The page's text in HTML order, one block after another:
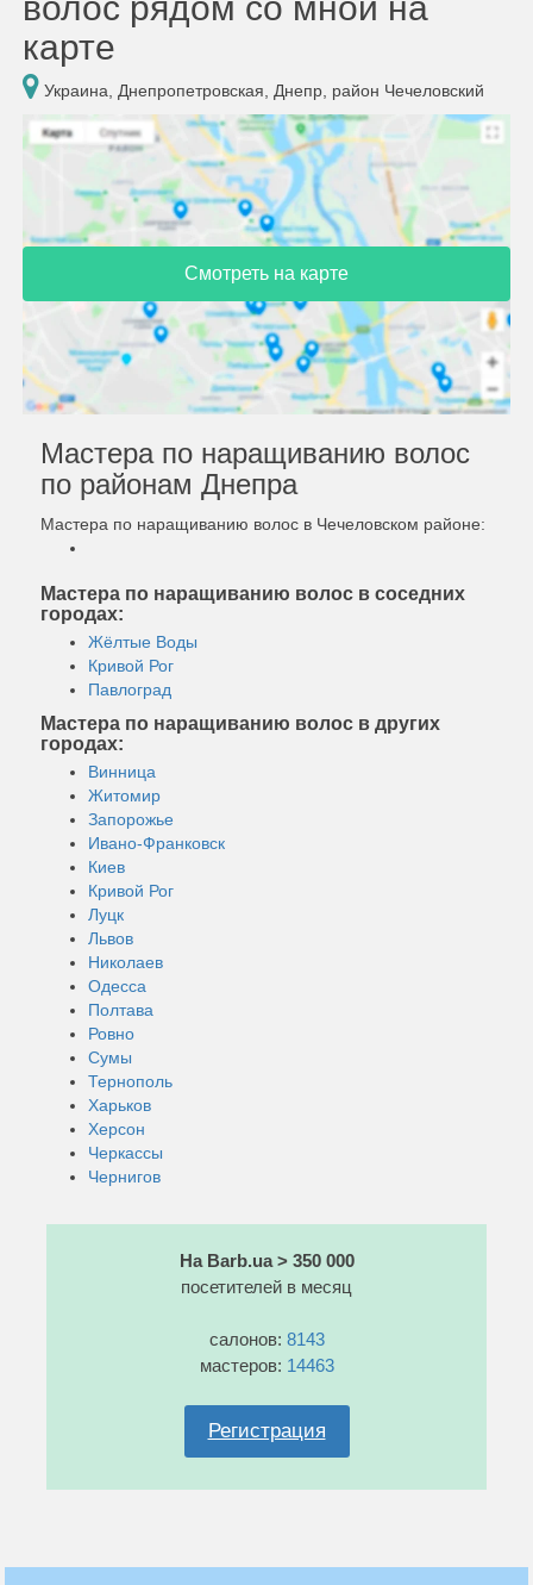
карте
Украина, Днепропетровская, Днепр, район Чечеловский
Смотреть на карте
Мастера по наращиванию волос
по районам Днепра
Мастера по наращиванию волос в Чечеловском районе:
Мастера по наращиванию волос в соседних
городах:
Жёлтые Воды
Кривой Рог
Павлоград
Мастера по наращиванию волос в других
городах:
Винница
Житомир
Запорожье
Ивано-Франковск
Киев
Кривой Рог
Луцк
Львов
Николаев
Одесса
Полтава
Ровно
Сумы
Тернополь
Харьков
Херсон
Черкассы
Чернигов
На Barb.ua > 350 000
посетителей в месяц
салонов: 8143
мастеров: 14463
Регистрация